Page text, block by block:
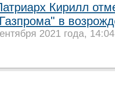
Кирилл
в
2021 года, 14:04